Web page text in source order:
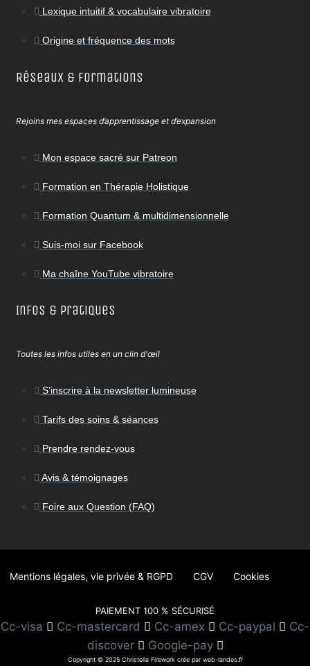
Lexique intuitif & vocabulaire vibratoire
Origine et fréquence des mots
Réseaux & Formations
Rejoins mes espaces d’apprentissage et d’expansion
Mon espace sacré sur Patreon
Formation en Thérapie Holistique
Formation Quantum & multidimensionnelle
Suis-moi sur Facebook
Ma chaîne YouTube vibratoire
Infos & Pratiques
Toutes les infos utiles en un clin d'œil
S’inscrire à la newsletter lumineuse
Tarifs des soins & séances
Prendre rendez-vous
Avis & témoignages
Foire aux Question (FAQ)
Mentions légales, vie privée & RGPD CGV Cookies
PAIEMENT 100 % SÉCURISÉ
Cc-visa Cc-mastercard Cc-amex Cc-paypal
Cc-
discover
Google-pay
Copyright © 2025 Christelle Firework crée par web-landes.fr